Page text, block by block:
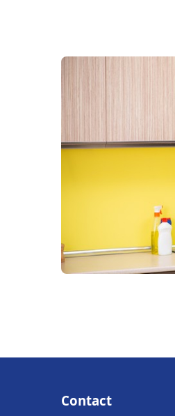
Contact